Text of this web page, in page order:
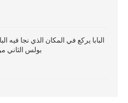
البابا يركع في المكان الذي نجا فيه
بولس الثاني